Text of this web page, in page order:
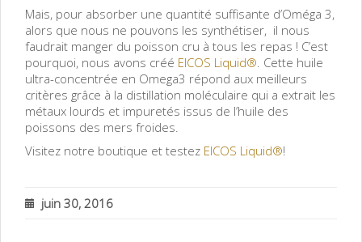
Mais, pour absorber une quantité suffisante d’Oméga 3,
alors que nous ne pouvons les synthétiser, il nous
faudrait manger du poisson cru à tous les repas ! C’est
pourquoi, nous avons créé EICOS Liquid®. Cette huile
ultra-concentrée en Omega3 répond aux meilleurs
critères grâce à la distillation moléculaire qui a extrait les
métaux lourds et impuretés issus de l’huile des
poissons des mers froides.
Visitez notre boutique et testez EICOS Liquid®!
juin 30, 2016